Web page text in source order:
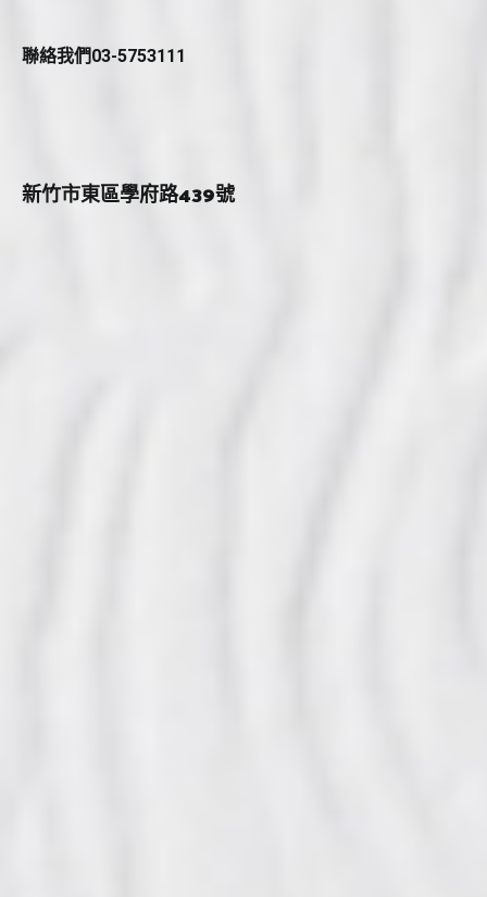
聯絡我們03-5753111
新竹市東區學府路439號